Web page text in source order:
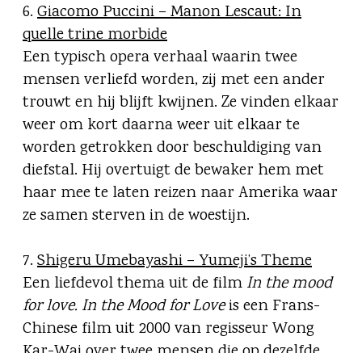
6. Giacomo Puccini – Manon Lescaut: In
quelle trine morbide
Een typisch opera verhaal waarin twee
mensen verliefd worden, zij met een ander
trouwt en hij blijft kwijnen. Ze vinden elkaar
weer om kort daarna weer uit elkaar te
worden getrokken door beschuldiging van
diefstal. Hij overtuigt de bewaker hem met
haar mee te laten reizen naar Amerika waar
ze samen sterven in de woestijn.
7. Shigeru Umebayashi – Yumeji’s Theme
Een liefdevol thema uit de film In the mood
for love. In the Mood for Loveis een Frans-
Chinese film uit 2000 van regisseur Wong